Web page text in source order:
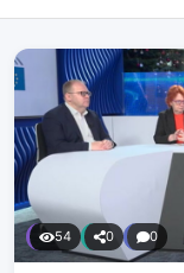
54 0 0